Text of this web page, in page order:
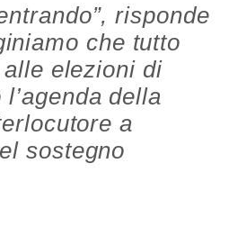
risponde
che tutto
elezioni di
della
a
sostegno